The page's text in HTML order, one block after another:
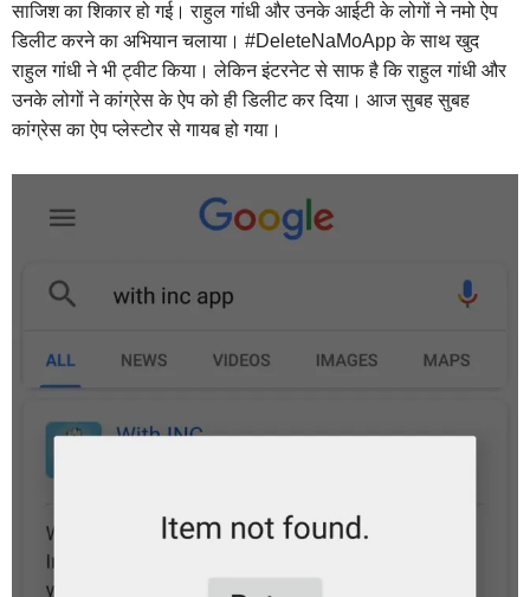
साजिश का शिकार हो गई। राहुल गांधी और उनके आईटी के लोगों ने नमो ऐप
डिलीट करने का अभियान चलाया। #DeleteNaMoApp के साथ खुद
राहुल गांधी ने भी ट्वीट किया। लेकिन इंटरनेट से साफ है कि राहुल गांधी और
उनके लोगों ने कांग्रेस के ऐप को ही डिलीट कर दिया। आज सुबह सुबह
कांग्रेस का ऐप प्लेस्टोर से गायब हो गया।